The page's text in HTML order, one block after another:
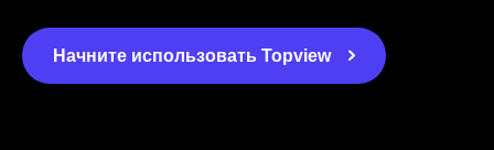
Начните использовать Topview